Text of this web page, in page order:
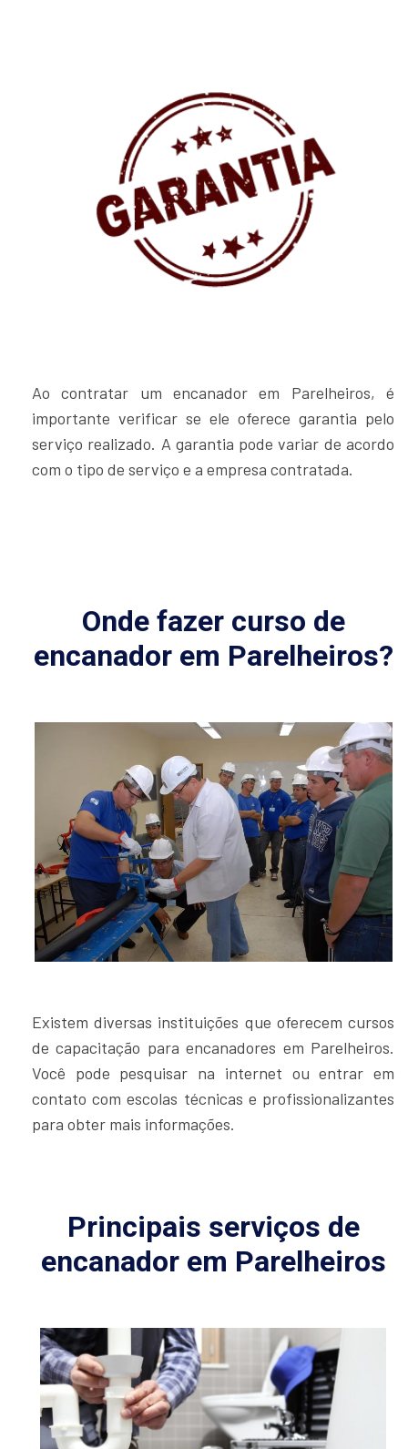
Ao contratar um encanador em Parelheiros, é
importante verificar se ele oferece garantia pelo
serviço realizado. A garantia pode variar de acordo
com o tipo de serviço e a empresa contratada.
Onde fazer curso de
encanador em Parelheiros?
Existem diversas instituições que oferecem cursos
de capacitação para encanadores em Parelheiros.
Você pode pesquisar na internet ou entrar em
contato com escolas técnicas e profissionalizantes
para obter mais informações.
Principais serviços de
encanador em Parelheiros